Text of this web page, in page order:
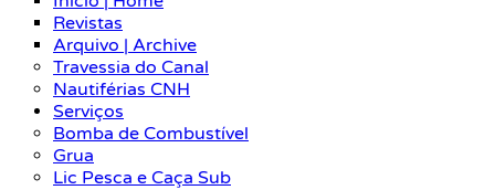
Revistas
Arquivo | Archive
Travessia do Canal
Nautiférias CNH
Serviços
Bomba de Combustível
Grua
Lic Pesca e Caça Sub